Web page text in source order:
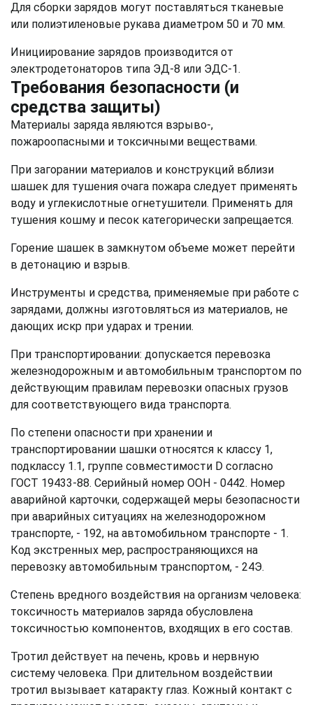
Для сборки зарядов могут поставляться тканевые
или полиэтиленовые рукава диаметром 50 и 70 мм.
Инициирование зарядов производится от
электродетонаторов типа ЭД-8 или ЭДС-1.
Требования безопасности (и
средства защиты)
Материалы заряда являются взрыво-,
пожароопасными и токсичными веществами.
При загорании материалов и конструкций вблизи
шашек для тушения очага пожара следует применять
воду и углекислотные огнетушители. Применять для
тушения кошму и песок категорически запрещается.
Горение шашек в замкнутом объеме может перейти
в детонацию и взрыв.
Инструменты и средства, применяемые при работе с
зарядами, должны изготовляться из материалов, не
дающих искр при ударах и трении.
При транспортировании: допускается перевозка
железнодорожным и автомобильным транспортом по
действующим правилам перевозки опасных грузов
для соответствующего вида транспорта.
По степени опасности при хранении и
транспортировании шашки относятся к классу 1,
подклассу 1.1, группе совместимости D согласно
ГОСТ 19433-88. Серийный номер ООН - 0442. Номер
аварийной карточки, содержащей меры безопасности
при аварийных ситуациях на железнодорожном
транспорте, - 192, на автомобильном транспорте - 1.
Код экстренных мер, распространяющихся на
перевозку автомобильным транспортом, - 24Э.
Степень вредного воздействия на организм человека:
токсичность материалов заряда обусловлена
токсичностью компонентов, входящих в его состав.
Тротил действует на печень, кровь и нервную
систему человека. При длительном воздействии
тротил вызывает катаракту глаз. Кожный контакт с